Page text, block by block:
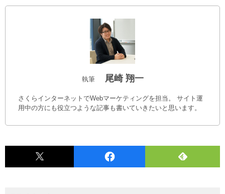
執筆 尾崎 翔一
さくらインターネットでWebマーケティングを担当。 サイト運
用中の方にも役立つような記事も書いていきたいと思います。